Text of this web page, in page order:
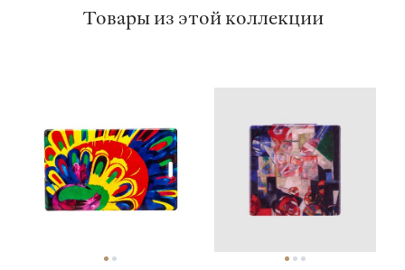
Товары из этой коллекции